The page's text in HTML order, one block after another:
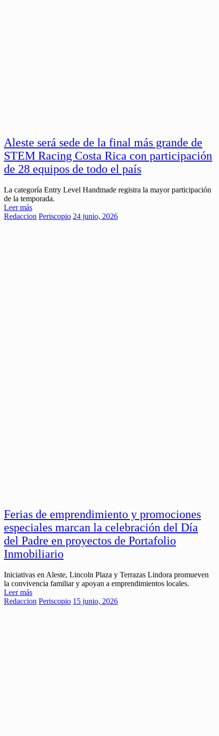
Aleste será sede de la final más grande de
STEM Racing Costa Rica con participación
de 28 equipos de todo el país
La categoría Entry Level Handmade registra la mayor participación
de la temporada.
Leer más
Redaccion Periscopio 24 junio, 2026
Ferias de emprendimiento y promociones
especiales marcan la celebración del Día
del Padre en proyectos de Portafolio
Inmobiliario
Iniciativas en Aleste, Lincoln Plaza y Terrazas Lindora promueven
la convivencia familiar y apoyan a emprendimientos locales.
Leer más
Redaccion Periscopio 15 junio, 2026